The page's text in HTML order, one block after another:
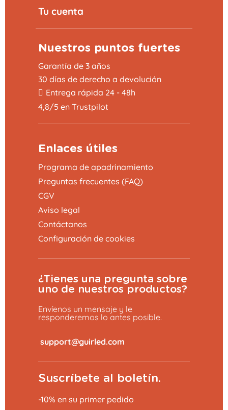
Tu cuenta
Nuestros puntos fuertes
Garantía de 3 años
30 días de derecho a devolución
Entrega rápida 24 - 48h
4,8/5 en Trustpilot
Enlaces útiles
Programa de apadrinamiento
Preguntas frecuentes (FAQ)
CGV
Aviso legal
Contáctanos
Configuración de cookies
¿Tienes una pregunta sobre
uno de nuestros productos?
Envíenos un mensaje y le
responderemos lo antes posible.
Suscríbete al boletín.
-10% en su primer pedido